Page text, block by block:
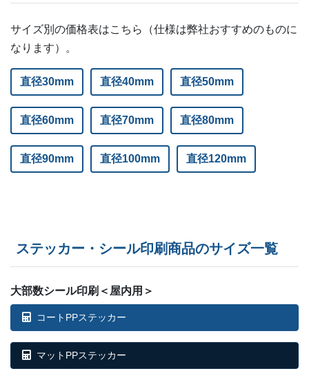
サイズ別の価格表はこちら（仕様は弊社おすすめのものに
なります）。
直径30mm 直径40mm 直径50mm
直径60mm 直径70mm 直径80mm
直径90mm 直径100mm 直径120mm
ステッカー・シール印刷商品のサイズ一覧
大部数シール印刷＜屋内用＞
コートPPステッカー
マットPPステッカー